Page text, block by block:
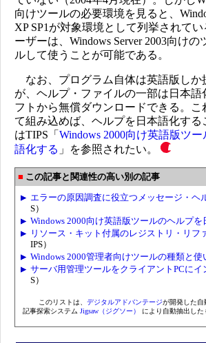
向けツールの必要環境を見ると、
XP SP1が対象環境として列挙されて
ーザーは、Windows Server 2003向け
ルして使うことが可能である。
なお、プログラム自体は英語版しか
が、ヘルプ・ファイルの一部は日本語
フトから無償ダウンロードできる。こ
て組み込めば、ヘルプを日本語化する
はTIPS「 Windows 2000向け英語版ツ
語化する 」を参照されたい。
この記事と関連性の高い別の記事
エラーの原因調査に役立つメッセージ・ヘ
S）
Windows 2000向け英語版ツールのヘルプを
リソース・キット付属のレジストリ・リフ
IPS）
Windows 2000管理者向けツールの種類と使
サーバ用管理ツールをクライアントPCにイ
S）
このリストは、 デジタルアドバンテージが開発した自
記事探索システム Jigsaw（ジグソー）
により自動抽出した